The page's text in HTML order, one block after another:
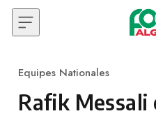
Skip to content
Category
Equipes Nationales
Rafik Messali